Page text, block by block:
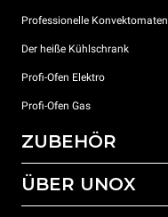
Professionelle Konvektomaten
Der heiße Kühlschrank
Profi-Ofen Elektro
Profi-Ofen Gas
ZUBEHÖR
Gesamtes Zubehör
ÜBER UNOX